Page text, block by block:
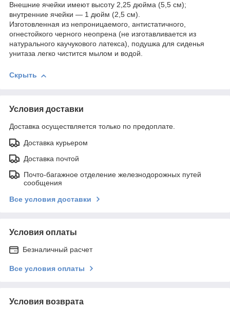
Внешние ячейки имеют высоту 2,25 дюйма (5,5 см);
внутренние ячейки — 1 дюйм (2,5 см).
Изготовленная из непроницаемого, антистатичного,
огнестойкого черного неопрена (не изготавливается из
натурального каучукового латекса), подушка для сиденья
унитаза легко чистится мылом и водой.
Скрыть
Условия доставки
Доставка осуществляется только по предоплате.
Доставка курьером
Доставка почтой
Почто-багажное отделение железнодорожных путей
сообщения
Все условия доставки
Условия оплаты
Безналичный расчет
Все условия оплаты
Условия возврата